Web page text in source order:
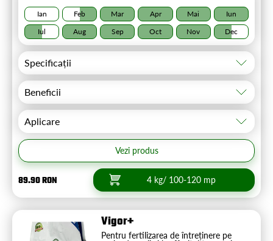
Ian Feb Mar Apr Mai
Iun
Iul
Aug Sep Oct Nov Dec
Specificații
Beneficii
Aplicare
Vezi produs
89.90 RON 4 kg/ 100-120 mp
Vigor+
Pentru fertilizarea de întreținere pe